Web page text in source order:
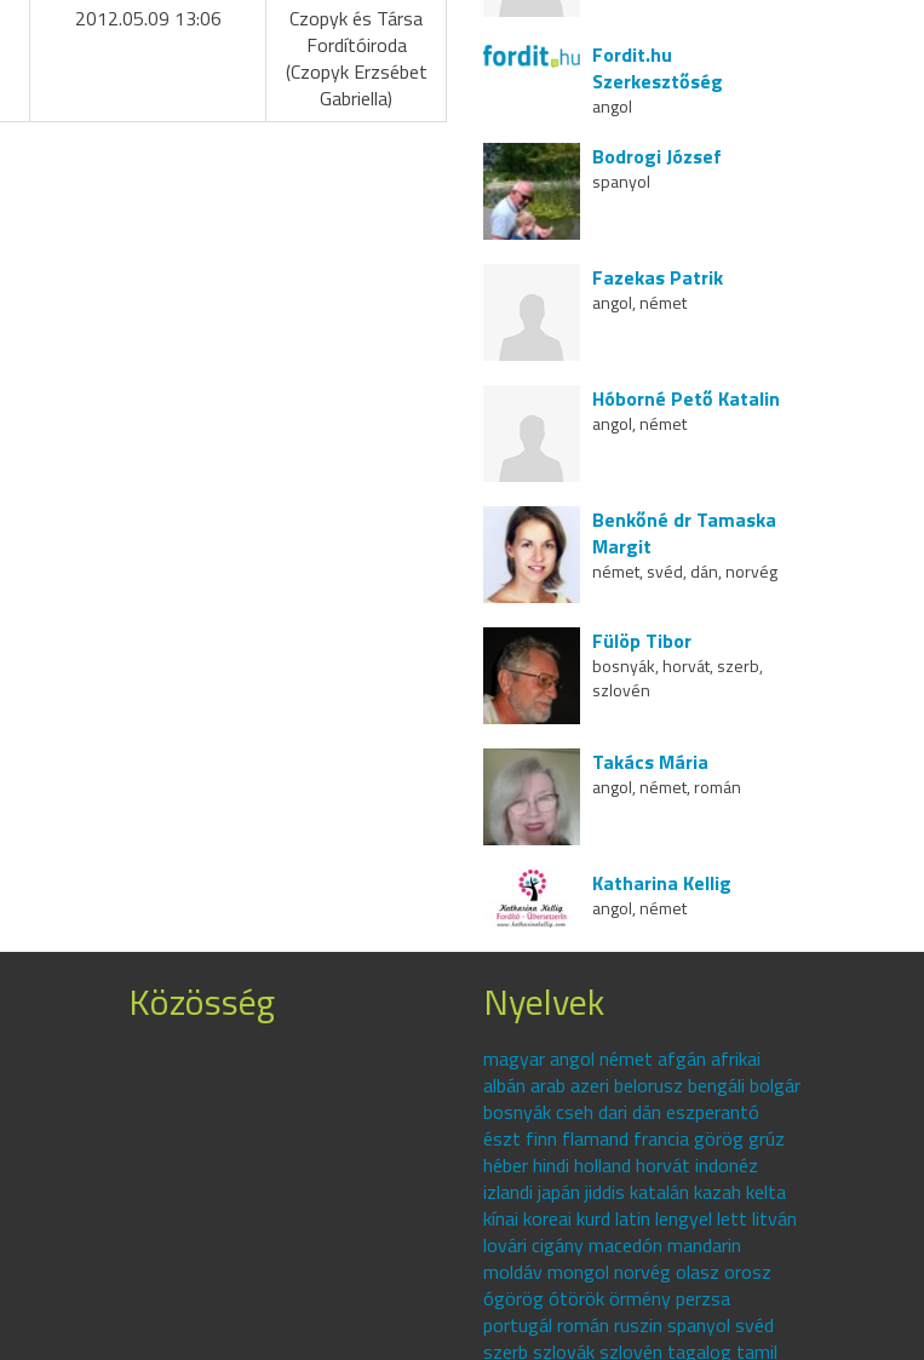
2012.05.09 13:06
Czopyk és Társa
Fordítóiroda
(Czopyk Erzsébet
Gabriella)
Fordit.hu
Szerkesztőség
angol
Bodrogi József
spanyol
Fazekas Patrik
angol, német
Hóborné Pető Katalin
angol, német
Benkőné dr Tamaska
Margit
német, svéd, dán, norvég
Fülöp Tibor
bosnyák, horvát, szerb,
szlovén
Takács Mária
angol, német, román
Katharina Kellig
angol, német
Közösség Nyelvek
magyar angol német afgán afrikai
albán arab azeri belorusz bengáli bolgár
bosnyák cseh dari dán eszperantó
észt finn flamand francia görög grúz
héber hindi holland horvát indonéz
izlandi japán jiddis katalán kazah kelta
kínai koreai kurd latin lengyel lett litván
lovári cigány macedón mandarin
moldáv mongol norvég olasz orosz
ógörög ótörök örmény perzsa
portugál román ruszin spanyol svéd
szerb szlovák szlovén tagalog tamil